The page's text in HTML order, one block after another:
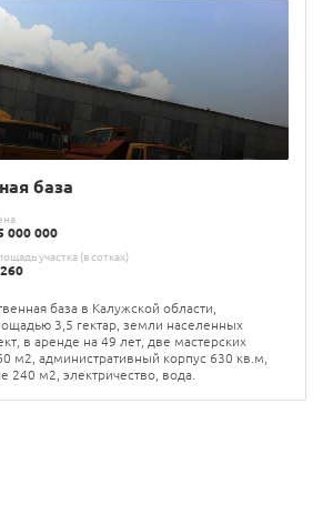
база
000 000
участка (в сотках)
база в Калужской области,
3,5 гектар, земли населенных
в аренде на 49 лет, две мастерских
м2, административный корпус 630 кв.м,
240 м2, электричество, вода.